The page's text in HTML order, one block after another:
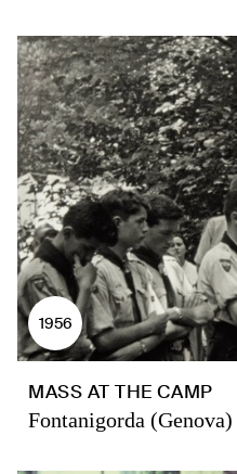
1956
MASS AT THE CAMP
Fontanigorda (Genova)